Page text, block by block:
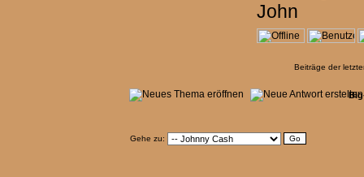
John
Beiträge der
Gehe zu: